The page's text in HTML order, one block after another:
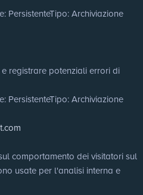
: PersistenteTipo: Archiviazione
registrare potenziali errori di
: PersistenteTipo: Archiviazione
comportamento dei visitatori sul
usate per l'analisi interna e